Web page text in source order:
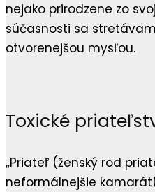
nejako prirodzene zo
súčasnosti sa
otvorenejšou mysľou.
Toxické
„Priateľ (ženský rod
neformálnejšie